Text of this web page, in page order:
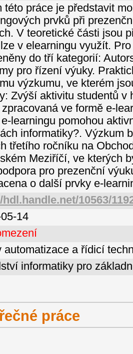
této práce je představit
prvků při
V teoretické části jsou
v elearningu využít.
do tří kategorií:
pro řízení výuky.
výzkumu, ve kterém
Zvýší aktivitu studentů v
ve formě e-
learningu pomohou
informatiky?. Výzkum
třetího ročníku na
Meziříčí, ve kterých
pro prezenční
o další prvky e-
hdl.handle.net/10563/
14
automatizace a řídicí
informatiky pro
práce